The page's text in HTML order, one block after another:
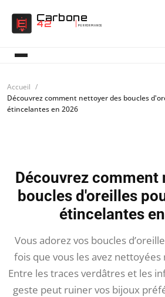
Carbone
42 PERFORMANCE
Accueil
Découvrez comment nettoyer des boucles
étincelantes en 2026
Découvrez comment
boucles d'oreilles
étincelantes
Vous adorez vos boucles
fois que vous les avez
Entre les traces verdâtres et les
geste peut ruiner vos bijoux